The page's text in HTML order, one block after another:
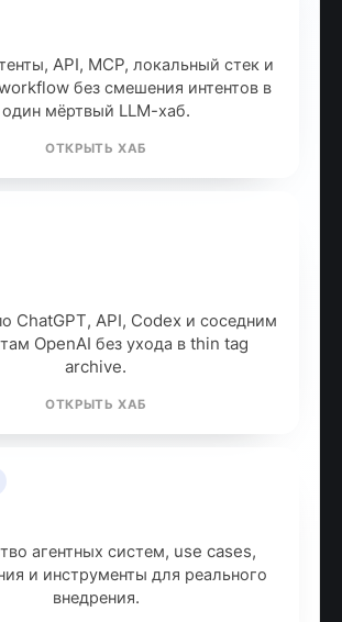
API, MCP, локальный стек и
без смешения интентов в
один мёртвый LLM-хаб.
ОТКРЫТЬ ХАБ
ChatGPT, API, Codex и соседним
OpenAI без ухода в thin tag
archive.
ОТКРЫТЬ ХАБ
агентных систем, use cases,
и инструменты для реального
внедрения.